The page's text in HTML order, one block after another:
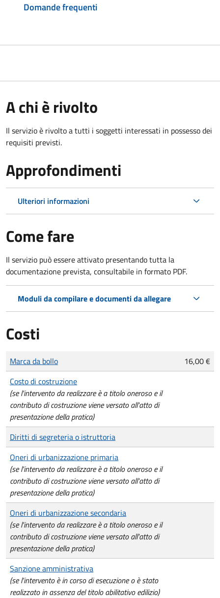
Domande frequenti
A chi è rivolto
Il servizio è rivolto a tutti i soggetti interessati in possesso dei
requisiti previsti.
Approfondimenti
Ulteriori informazioni
Come fare
Il servizio può essere attivato presentando tutta la
documentazione prevista, consultabile in formato PDF.
Moduli da compilare e documenti da allegare
Costi
Tipo di pagamento
Importo
Marca da bollo
16,00 €
Costo di costruzione
(se l'intervento da realizzare è a titolo oneroso e il
contributo di costruzione viene versato all'atto di
presentazione della pratica)
Diritti di segreteria o istruttoria
Oneri di urbanizzazione primaria
(se l'intervento da realizzare è a titolo oneroso e il
contributo di costruzione viene versato all'atto di
presentazione della pratica)
Oneri di urbanizzazione secondaria
(se l'intervento da realizzare è a titolo oneroso e il
contributo di costruzione viene versato all'atto di
presentazione della pratica)
Sanzione amministrativa
(se l'intervento è in corso di esecuzione o è stato
realizzato in assenza del titolo abilitativo edilizio)